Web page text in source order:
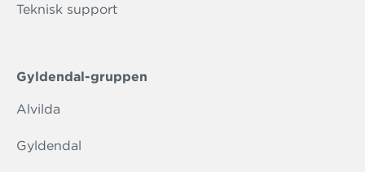
Teknisk support
Gyldendal-gruppen
Alvilda
Gyldendal